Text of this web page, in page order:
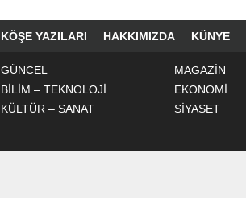
KÖŞE YAZILARI HAKKIMIZDA KÜNYE
GÜNCEL MAGAZİN
BİLİM – TEKNOLOJİ
EKONOMİ
KÜLTÜR – SANAT
SİYASET